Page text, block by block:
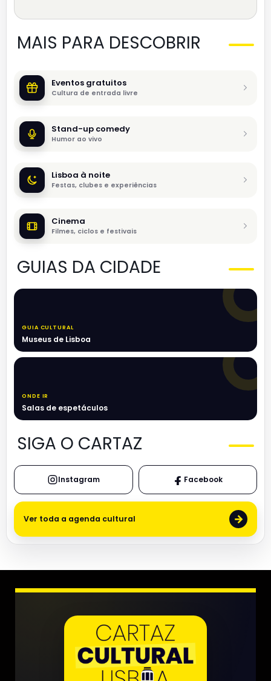
MAIS PARA DESCOBRIR
Eventos gratuitos
Cultura de entrada livre
Stand-up comedy
Humor ao vivo
Lisboa à noite
Festas, clubes e experiências
Cinema
Filmes, ciclos e festivais
GUIAS DA CIDADE
GUIA CULTURAL
Museus de Lisboa
ONDE IR
Salas de espetáculos
SIGA O CARTAZ
Instagram Facebook
Ver toda a agenda cultural →